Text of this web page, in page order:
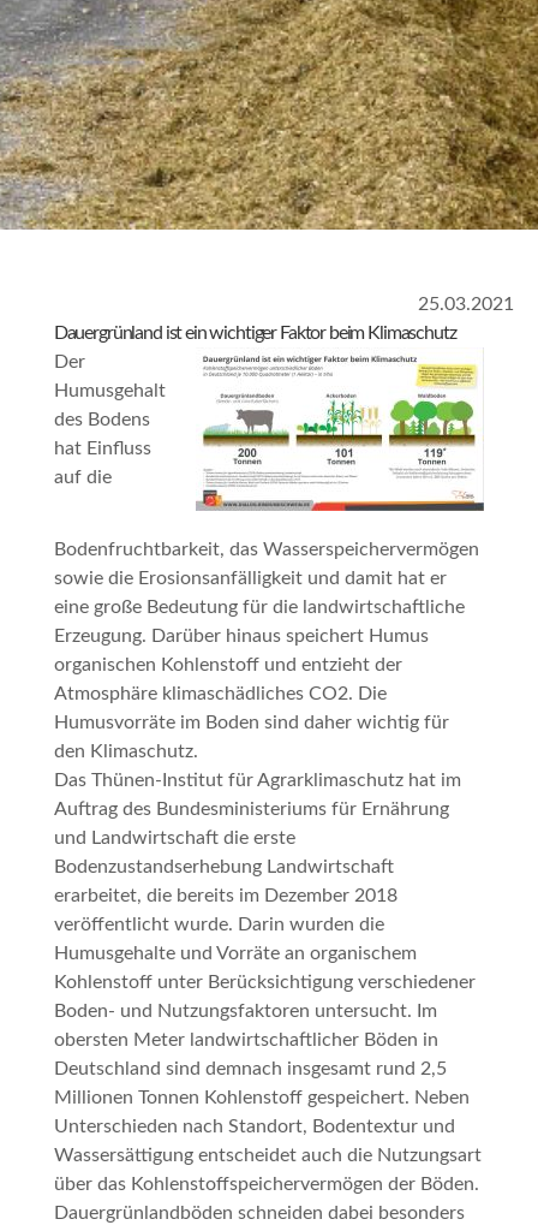
25.03.2021
Dauergrünland ist ein wichtiger Faktor beim Klimaschutz
Der
Humusgehalt
des Bodens
hat Einfluss
auf die
Bodenfruchtbarkeit, das Wasserspeichervermögen
sowie die Erosionsanfälligkeit und damit hat er
eine große Bedeutung für die landwirtschaftliche
Erzeugung. Darüber hinaus speichert Humus
organischen Kohlenstoff und entzieht der
Atmosphäre klimaschädliches CO2. Die
Humusvorräte im Boden sind daher wichtig für
den Klimaschutz.
Das Thünen-Institut für Agrarklimaschutz hat im
Auftrag des Bundesministeriums für Ernährung
und Landwirtschaft die erste
Bodenzustandserhebung Landwirtschaft
erarbeitet, die bereits im Dezember 2018
veröffentlicht wurde. Darin wurden die
Humusgehalte und Vorräte an organischem
Kohlenstoff unter Berücksichtigung verschiedener
Boden- und Nutzungsfaktoren untersucht. Im
obersten Meter landwirtschaftlicher Böden in
Deutschland sind demnach insgesamt rund 2,5
Millionen Tonnen Kohlenstoff gespeichert. Neben
Unterschieden nach Standort, Bodentextur und
Wassersättigung entscheidet auch die Nutzungsart
über das Kohlenstoffspeichervermögen der Böden.
Dauergrünlandböden schneiden dabei besonders